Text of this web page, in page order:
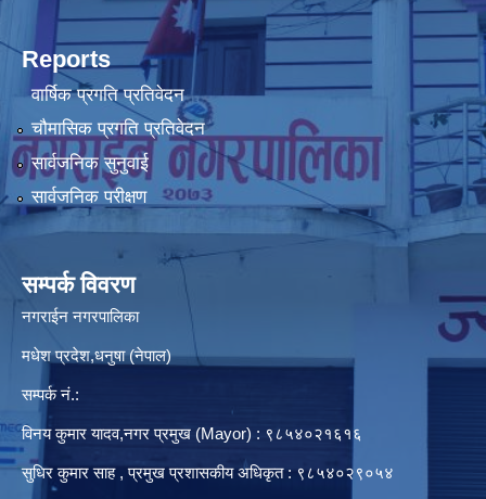
Reports
वार्षिक प्रगति प्रतिवेदन
चौमासिक प्रगति प्रतिवेदन
सार्वजनिक सुनुवाई
सार्वजनिक परीक्षण
सम्पर्क विवरण
नगराईन नगरपालिका
मधेश प्रदेश,धनुषा (नेपाल)
सम्पर्क नं.:
विनय कुमार यादव,नगर प्रमुख (Mayor) : ९८५४०२१६१६
सुधिर कुमार साह , प्रमुख प्रशासकीय अधिकृत : ९८५४०२९०५४